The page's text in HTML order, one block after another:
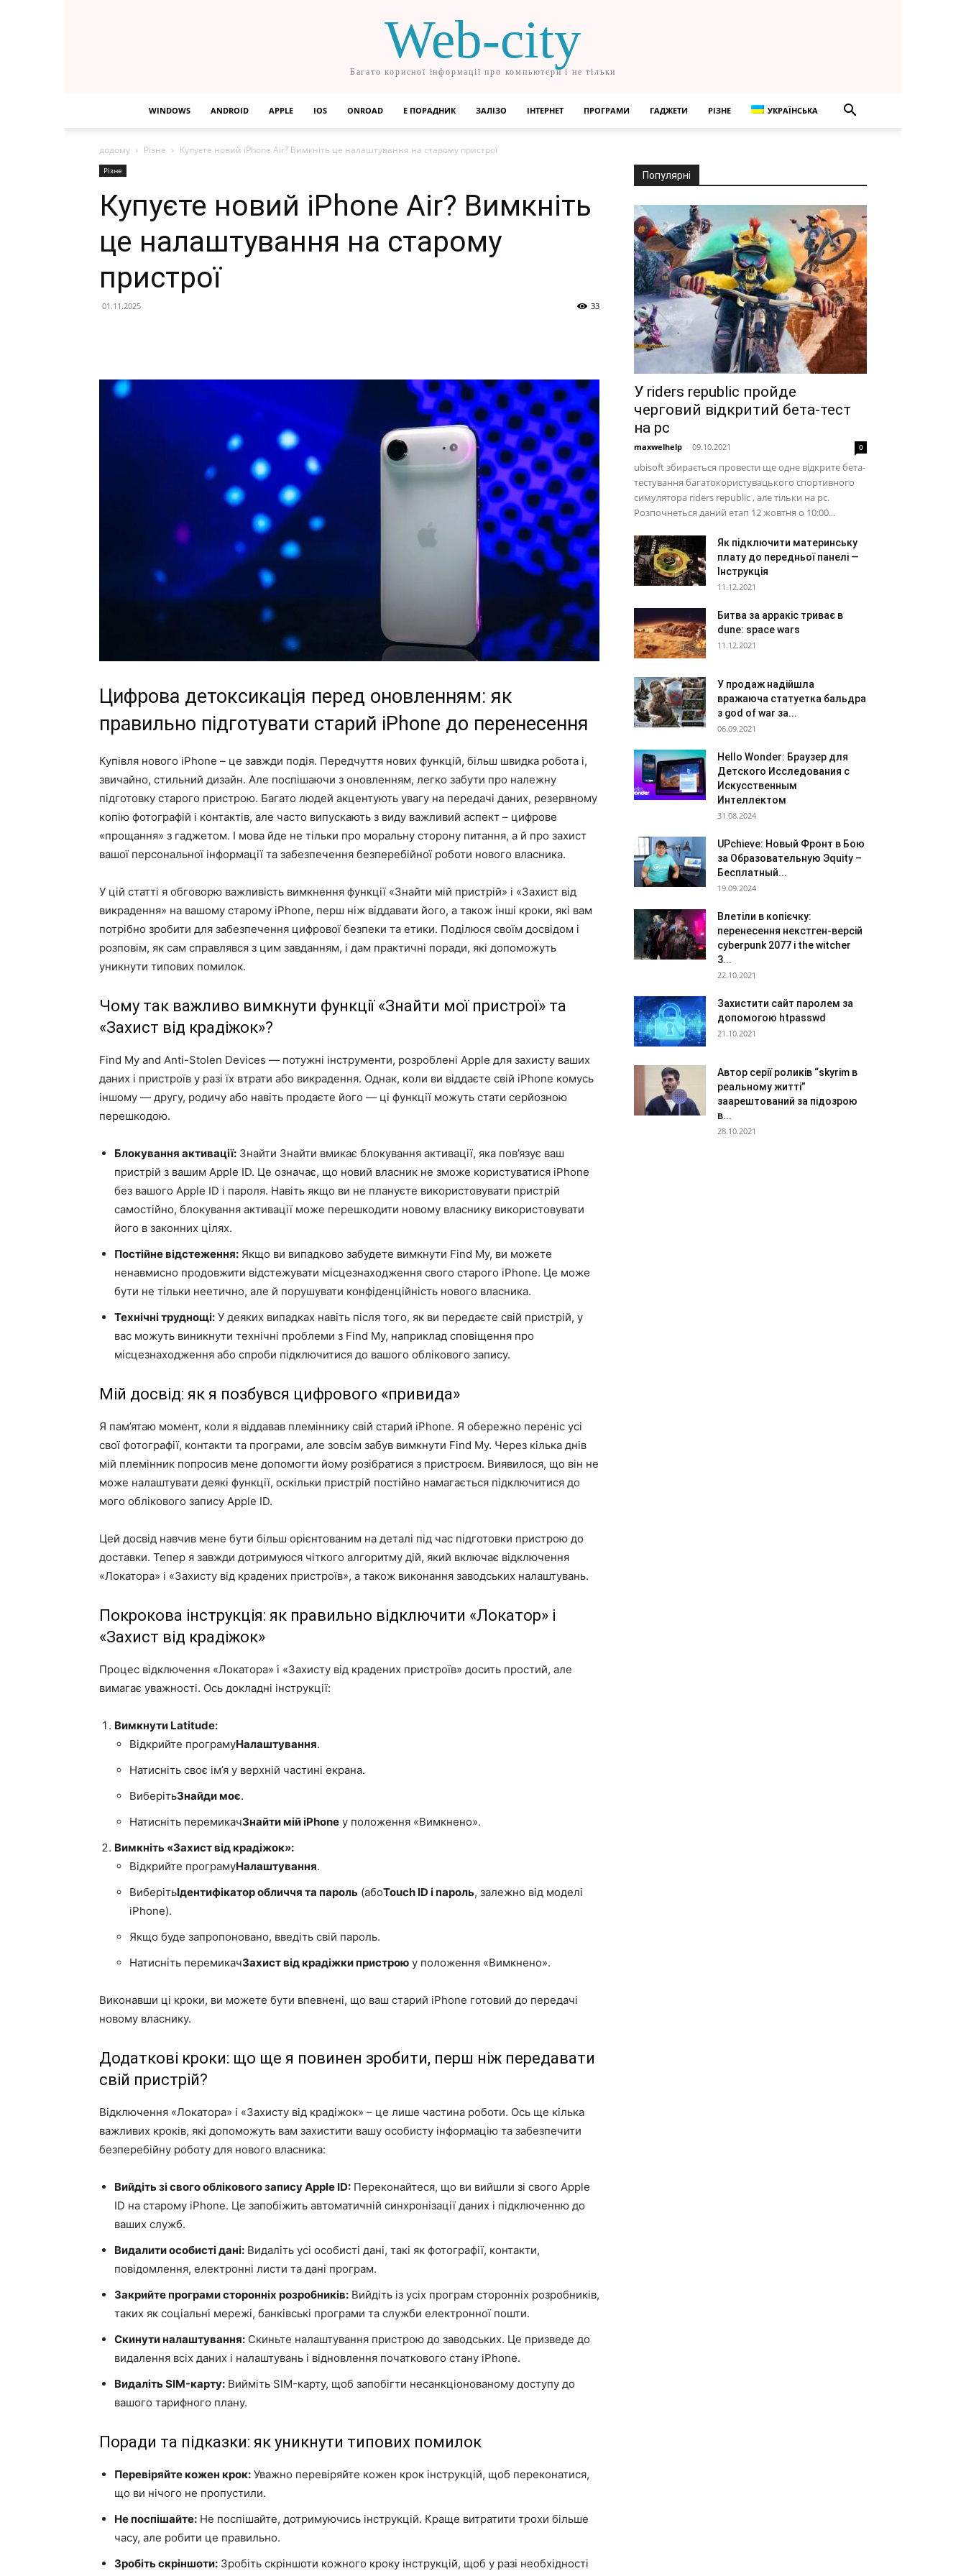
Web-city
Багато корисної інформації про компьютери і не тільки
WINDOWS ANDROID APPLE IOS ONROAD Е ПОРАДНИК ЗАЛІЗО ІНТЕРНЕТ ПРОГРАМИ ГАДЖЕТИ РІЗНЕ УКРАЇНСЬКА
додому Різне Купуєте новий iPhone Air? Вимкніть це налаштування на старому пристрої
Різне
Купуєте новий iPhone Air? Вимкніть
це налаштування на старому
пристрої
01.11.2025 33
Цифрова детоксикація перед оновленням: як
правильно підготувати старий iPhone до перенесення
Купівля нового iPhone – це завжди подія. Передчуття нових функцій, більш швидка робота і,
звичайно, стильний дизайн. Але поспішаючи з оновленням, легко забути про належну
підготовку старого пристрою. Багато людей акцентують увагу на передачі даних, резервному
копію фотографій і контактів, але часто випускають з виду важливий аспект – цифрове
«прощання» з гаджетом. І мова йде не тільки про моральну сторону питання, а й про захист
вашої персональної інформації та забезпечення безперебійної роботи нового власника.
У цій статті я обговорю важливість вимкнення функції «Знайти мій пристрій» і «Захист від
викрадення» на вашому старому iPhone, перш ніж віддавати його, а також інші кроки, які вам
потрібно зробити для забезпечення цифрової безпеки та етики. Поділюся своїм досвідом і
розповім, як сам справлявся з цим завданням, і дам практичні поради, які допоможуть
уникнути типових помилок.
Чому так важливо вимкнути функції «Знайти мої пристрої» та
«Захист від крадіжок»?
Find My and Anti-Stolen Devices — потужні інструменти, розроблені Apple для захисту ваших
даних і пристроїв у разі їх втрати або викрадення. Однак, коли ви віддаєте свій iPhone комусь
іншому — другу, родичу або навіть продаєте його — ці функції можуть стати серйозною
перешкодою.
Блокування активації: Знайти Знайти вмикає блокування активації, яка пов’язує ваш
пристрій з вашим Apple ID. Це означає, що новий власник не зможе користуватися iPhone
без вашого Apple ID і пароля. Навіть якщо ви не плануєте використовувати пристрій
самостійно, блокування активації може перешкодити новому власнику використовувати
його в законних цілях.
Постійне відстеження: Якщо ви випадково забудете вимкнути Find My, ви можете
ненавмисно продовжити відстежувати місцезнаходження свого старого iPhone. Це може
бути не тільки неетично, але й порушувати конфіденційність нового власника.
Технічні труднощі: У деяких випадках навіть після того, як ви передаєте свій пристрій, у
вас можуть виникнути технічні проблеми з Find My, наприклад сповіщення про
місцезнаходження або спроби підключитися до вашого облікового запису.
Мій досвід: як я позбувся цифрового «привида»
Я пам’ятаю момент, коли я віддавав племіннику свій старий iPhone. Я обережно переніс усі
свої фотографії, контакти та програми, але зовсім забув вимкнути Find My. Через кілька днів
мій племінник попросив мене допомогти йому розібратися з пристроєм. Виявилося, що він не
може налаштувати деякі функції, оскільки пристрій постійно намагається підключитися до
мого облікового запису Apple ID.
Цей досвід навчив мене бути більш орієнтованим на деталі під час підготовки пристрою до
доставки. Тепер я завжди дотримуюся чіткого алгоритму дій, який включає відключення
«Локатора» і «Захисту від крадених пристроїв», а також виконання заводських налаштувань.
Покрокова інструкція: як правильно відключити «Локатор» і
«Захист від крадіжок»
Процес відключення «Локатора» і «Захисту від крадених пристроїв» досить простий, але
вимагає уважності. Ось докладні інструкції:
Вимкнути Latitude:
Відкрийте програмуНалаштування.
Натисніть своє ім’я у верхній частині екрана.
ВиберітьЗнайди моє.
Натисніть перемикачЗнайти мій iPhone у положення «Вимкнено».
Вимкніть «Захист від крадіжок»:
Відкрийте програмуНалаштування.
ВиберітьІдентифікатор обличчя та пароль (абоTouch ID і пароль, залежно від моделі
iPhone).
Якщо буде запропоновано, введіть свій пароль.
Натисніть перемикачЗахист від крадіжки пристрою у положення «Вимкнено».
Виконавши ці кроки, ви можете бути впевнені, що ваш старий iPhone готовий до передачі
новому власнику.
Додаткові кроки: що ще я повинен зробити, перш ніж передавати
свій пристрій?
Відключення «Локатора» і «Захисту від крадіжок» – це лише частина роботи. Ось ще кілька
важливих кроків, які допоможуть вам захистити вашу особисту інформацію та забезпечити
безперебійну роботу для нового власника:
Вийдіть зі свого облікового запису Apple ID: Переконайтеся, що ви вийшли зі свого Apple
ID на старому iPhone. Це запобіжить автоматичній синхронізації даних і підключенню до
ваших служб.
Видалити особисті дані: Видаліть усі особисті дані, такі як фотографії, контакти,
повідомлення, електронні листи та дані програм.
Закрийте програми сторонніх розробників: Вийдіть із усіх програм сторонніх розробників,
таких як соціальні мережі, банківські програми та служби електронної пошти.
Скинути налаштування: Скиньте налаштування пристрою до заводських. Це призведе до
видалення всіх даних і налаштувань і відновлення початкового стану iPhone.
Видаліть SIM-карту: Вийміть SIM-карту, щоб запобігти несанкціонованому доступу до
вашого тарифного плану.
Поради та підказки: як уникнути типових помилок
Перевіряйте кожен крок: Уважно перевіряйте кожен крок інструкцій, щоб переконатися,
що ви нічого не пропустили.
Не поспішайте: Не поспішайте, дотримуючись інструкцій. Краще витратити трохи більше
часу, але робити це правильно.
Зробіть скріншоти: Зробіть скріншоти кожного кроку інструкцій, щоб у разі необхідності
Популярні
У riders republic пройде
черговий відкритий бета-тест
на pc
maxwelhelp - 09.10.2021 0
ubisoft збирається провести ще одне відкрите бета-
тестування багатокористувацького спортивного
симулятора riders republic , але тільки на pc.
Розпочнеться даний етап 12 жовтня о 10:00...
Як підключити материнську
плату до передньої панелі —
Інструкція
11.12.2021
Битва за арракіс триває в
dune: space wars
11.12.2021
У продаж надійшла
вражаюча статуетка бальдра
з god of war за...
06.09.2021
Hello Wonder: Браузер для
Детского Исследования с
Искусственным
Интеллектом
31.08.2024
UPchieve: Новый Фронт в Бою
за Образовательную Эquity –
Бесплатный...
19.09.2024
Влетіли в копієчку:
перенесення некстген-версій
cyberpunk 2077 і the witcher
3...
22.10.2021
Захистити сайт паролем за
допомогою htpasswd
21.10.2021
Автор серії роликів “skyrim в
реальному житті”
заарештований за підозрою
в...
28.10.2021